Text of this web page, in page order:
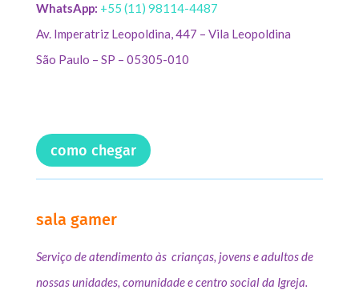
WhatsApp: +55 (11) 98114-4487
Av. Imperatriz Leopoldina, 447 – Vila Leopoldina
São Paulo – SP – 05305-010
como chegar
sala gamer
Serviço de atendimento às crianças, jovens e adultos de
nossas unidades, comunidade e centro social da Igreja.